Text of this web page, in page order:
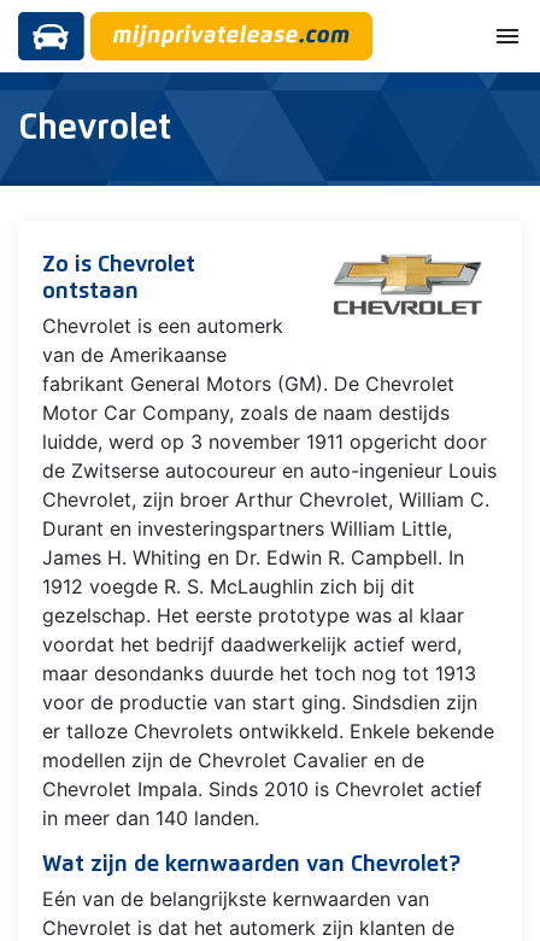
menu
Chevrolet
Zo is Chevrolet
ontstaan
Chevrolet is een automerk
van de Amerikaanse
fabrikant General Motors (GM). De Chevrolet
Motor Car Company, zoals de naam destijds
luidde, werd op 3 november 1911 opgericht door
de Zwitserse autocoureur en auto-ingenieur Louis
Chevrolet, zijn broer Arthur Chevrolet, William C.
Durant en investeringspartners William Little,
James H. Whiting en Dr. Edwin R. Campbell. In
1912 voegde R. S. McLaughlin zich bij dit
gezelschap. Het eerste prototype was al klaar
voordat het bedrijf daadwerkelijk actief werd,
maar desondanks duurde het toch nog tot 1913
voor de productie van start ging. Sindsdien zijn
er talloze Chevrolets ontwikkeld. Enkele bekende
modellen zijn de Chevrolet Cavalier en de
Chevrolet Impala. Sinds 2010 is Chevrolet actief
in meer dan 140 landen.
Wat zijn de kernwaarden van Chevrolet?
Eén van de belangrijkste kernwaarden van
Chevrolet is dat het automerk zijn klanten de